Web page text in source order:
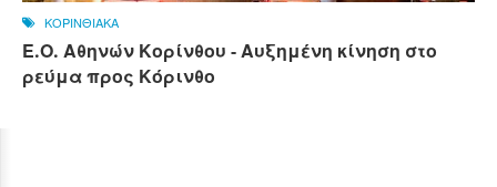
ΚΟΡΙΝΘΙΑΚΑ
Ε.Ο. Αθηνών Κορίνθου - Αυξημένη κίνηση στο
ρεύμα προς Κόρινθο